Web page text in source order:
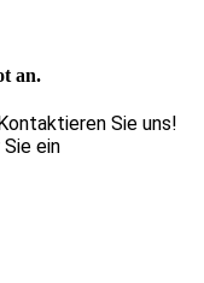
an.
Sie uns!
ein